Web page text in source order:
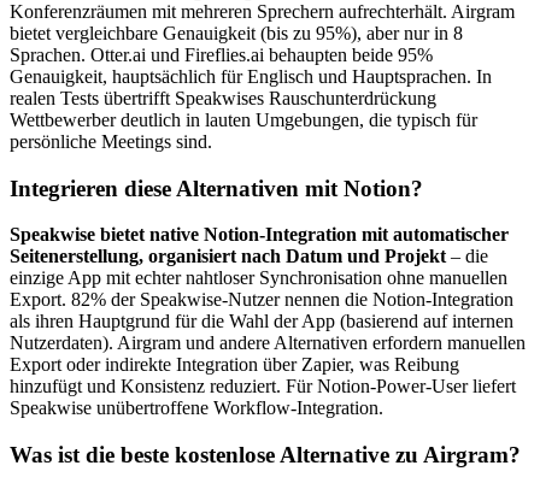
Konferenzräumen mit mehreren Sprechern aufrechterhält. Airgram
bietet vergleichbare Genauigkeit (bis zu 95%), aber nur in 8
Sprachen. Otter.ai und Fireflies.ai behaupten beide 95%
Genauigkeit, hauptsächlich für Englisch und Hauptsprachen. In
realen Tests übertrifft Speakwises Rauschunterdrückung
Wettbewerber deutlich in lauten Umgebungen, die typisch für
persönliche Meetings sind.
Integrieren diese Alternativen mit Notion?
Speakwise bietet native Notion-Integration mit automatischer
Seitenerstellung, organisiert nach Datum und Projekt– die
einzige App mit echter nahtloser Synchronisation ohne manuellen
Export. 82% der Speakwise-Nutzer nennen die Notion-Integration
als ihren Hauptgrund für die Wahl der App (basierend auf internen
Nutzerdaten). Airgram und andere Alternativen erfordern manuellen
Export oder indirekte Integration über Zapier, was Reibung
hinzufügt und Konsistenz reduziert. Für Notion-Power-User liefert
Speakwise unübertroffene Workflow-Integration.
Was ist die beste kostenlose Alternative zu Airgram?